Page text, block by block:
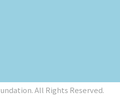
All Rights Reserved.